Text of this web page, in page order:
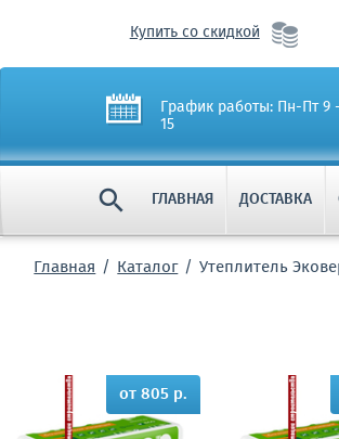
Купить со скидкой
График работы: Пн-Пт 9
15
 ГЛАВНАЯ ДОСТАВКА
Главная Каталог Утеплитель
от 805 р.